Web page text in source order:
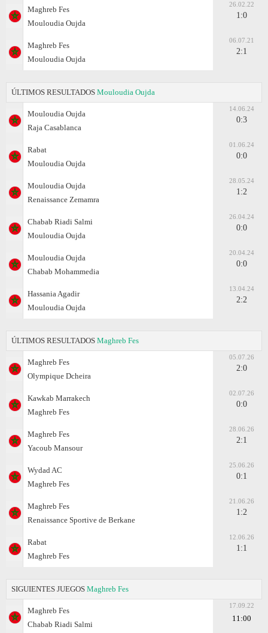
Maghreb Fes
Mouloudia Oujda
26.02.22
1:0
Maghreb Fes
Mouloudia Oujda
06.07.21
2:1
ÚLTIMOS RESULTADOS Mouloudia Oujda
Mouloudia Oujda
Raja Casablanca
14.06.24
0:3
Rabat
Mouloudia Oujda
01.06.24
0:0
Mouloudia Oujda
Renaissance Zemamra
28.05.24
1:2
Chabab Riadi Salmi
Mouloudia Oujda
26.04.24
0:0
Mouloudia Oujda
Chabab Mohammedia
20.04.24
0:0
Hassania Agadir
Mouloudia Oujda
13.04.24
2:2
ÚLTIMOS RESULTADOS Maghreb Fes
Maghreb Fes
Olympique Dcheira
05.07.26
2:0
Kawkab Marrakech
Maghreb Fes
02.07.26
0:0
Maghreb Fes
Yacoub Mansour
28.06.26
2:1
Wydad AC
Maghreb Fes
25.06.26
0:1
Maghreb Fes
Renaissance Sportive de Berkane
21.06.26
1:2
Rabat
Maghreb Fes
12.06.26
1:1
SIGUIENTES JUEGOS Maghreb Fes
Maghreb Fes
Chabab Riadi Salmi
17.09.22
11:00